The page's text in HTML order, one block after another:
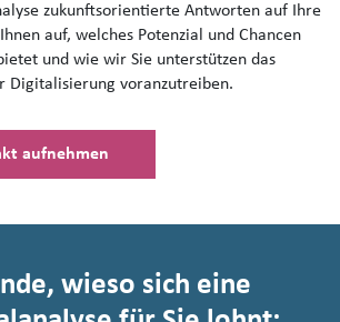
zukunftsorientierte Antworten auf Ihre
auf, welches Potenzial und Chancen
und wie wir Sie unterstützen das
Digitalisierung voranzutreiben.
aufnehmen
wieso sich eine